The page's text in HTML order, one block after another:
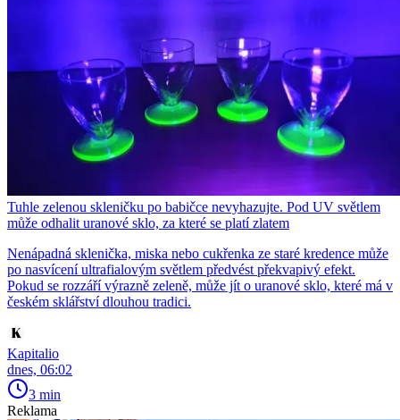
Tuhle zelenou skleničku po babičce nevyhazujte. Pod UV světlem
může odhalit uranové sklo, za které se platí zlatem
Nenápadná sklenička, miska nebo cukřenka ze staré kredence může
po nasvícení ultrafialovým světlem předvést překvapivý efekt.
Pokud se rozzáří výrazně zeleně, může jít o uranové sklo, které má v
českém sklářství dlouhou tradici.
Kapitalio
dnes, 06:02
3 min
Reklama